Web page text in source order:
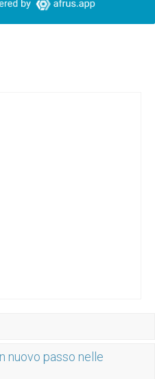
nuovo passo nelle